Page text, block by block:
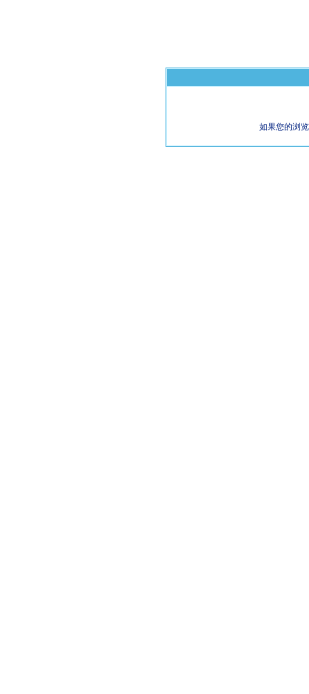
如果您的浏